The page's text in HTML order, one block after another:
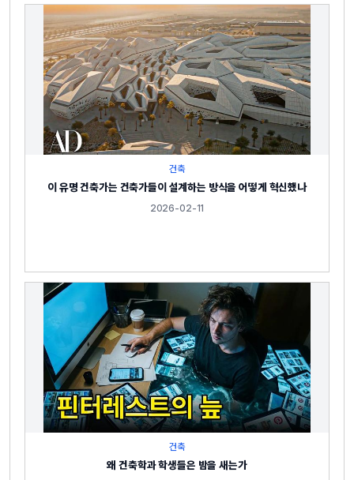
건축
이 유명 건축가는 건축가들이 설계하는 방식을 어떻게 혁신했나
2026-02-11
건축
왜 건축학과 학생들은 밤을 새는가